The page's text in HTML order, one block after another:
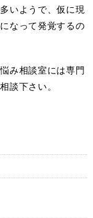
いようで、仮に現
なって発覚するの
み相談室には専門
談下さい。